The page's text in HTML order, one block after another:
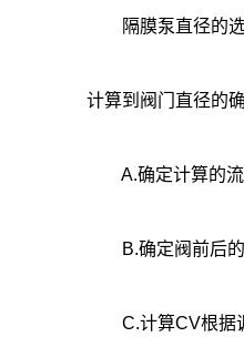
隔膜泵直径的选
计算到阀门直径的
A.确定计算的流
B.确定阀前后的
C.计算CV根据调